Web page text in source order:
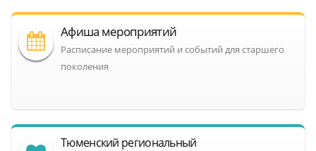
Афиша мероприятий
Расписание мероприятий и событий для старшего
поколения
Тюменский региональный